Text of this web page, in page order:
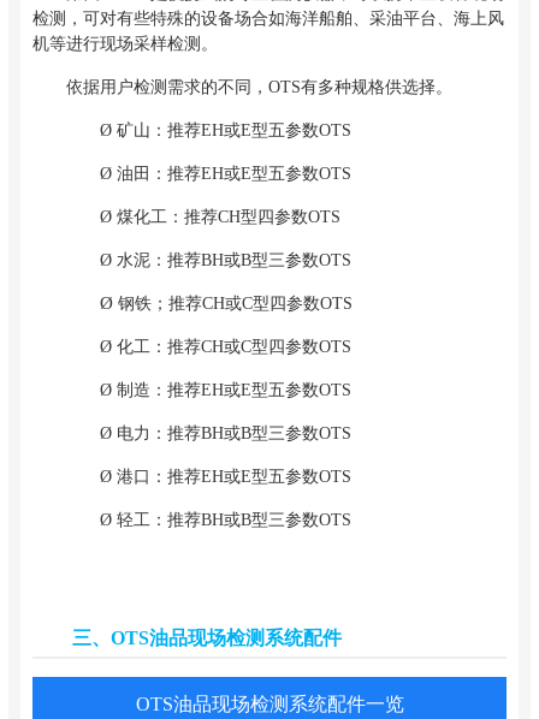
检测，可对有些特殊的设备场合如海洋船舶、采油平台、海上风
机等进行现场采样检测。
依据用户检测需求的不同，OTS有多种规格供选择。
Ø 矿山：推荐EH或E型五参数OTS
Ø 油田：推荐EH或E型五参数OTS
Ø 煤化工：推荐CH型四参数OTS
Ø 水泥：推荐BH或B型三参数OTS
Ø 钢铁；推荐CH或C型四参数OTS
Ø 化工：推荐CH或C型四参数OTS
Ø 制造：推荐EH或E型五参数OTS
Ø 电力：推荐BH或B型三参数OTS
Ø 港口：推荐EH或E型五参数OTS
Ø 轻工：推荐BH或B型三参数OTS
三、OTS油品现场检测系统配件
OTS油品现场检测系统配件一览